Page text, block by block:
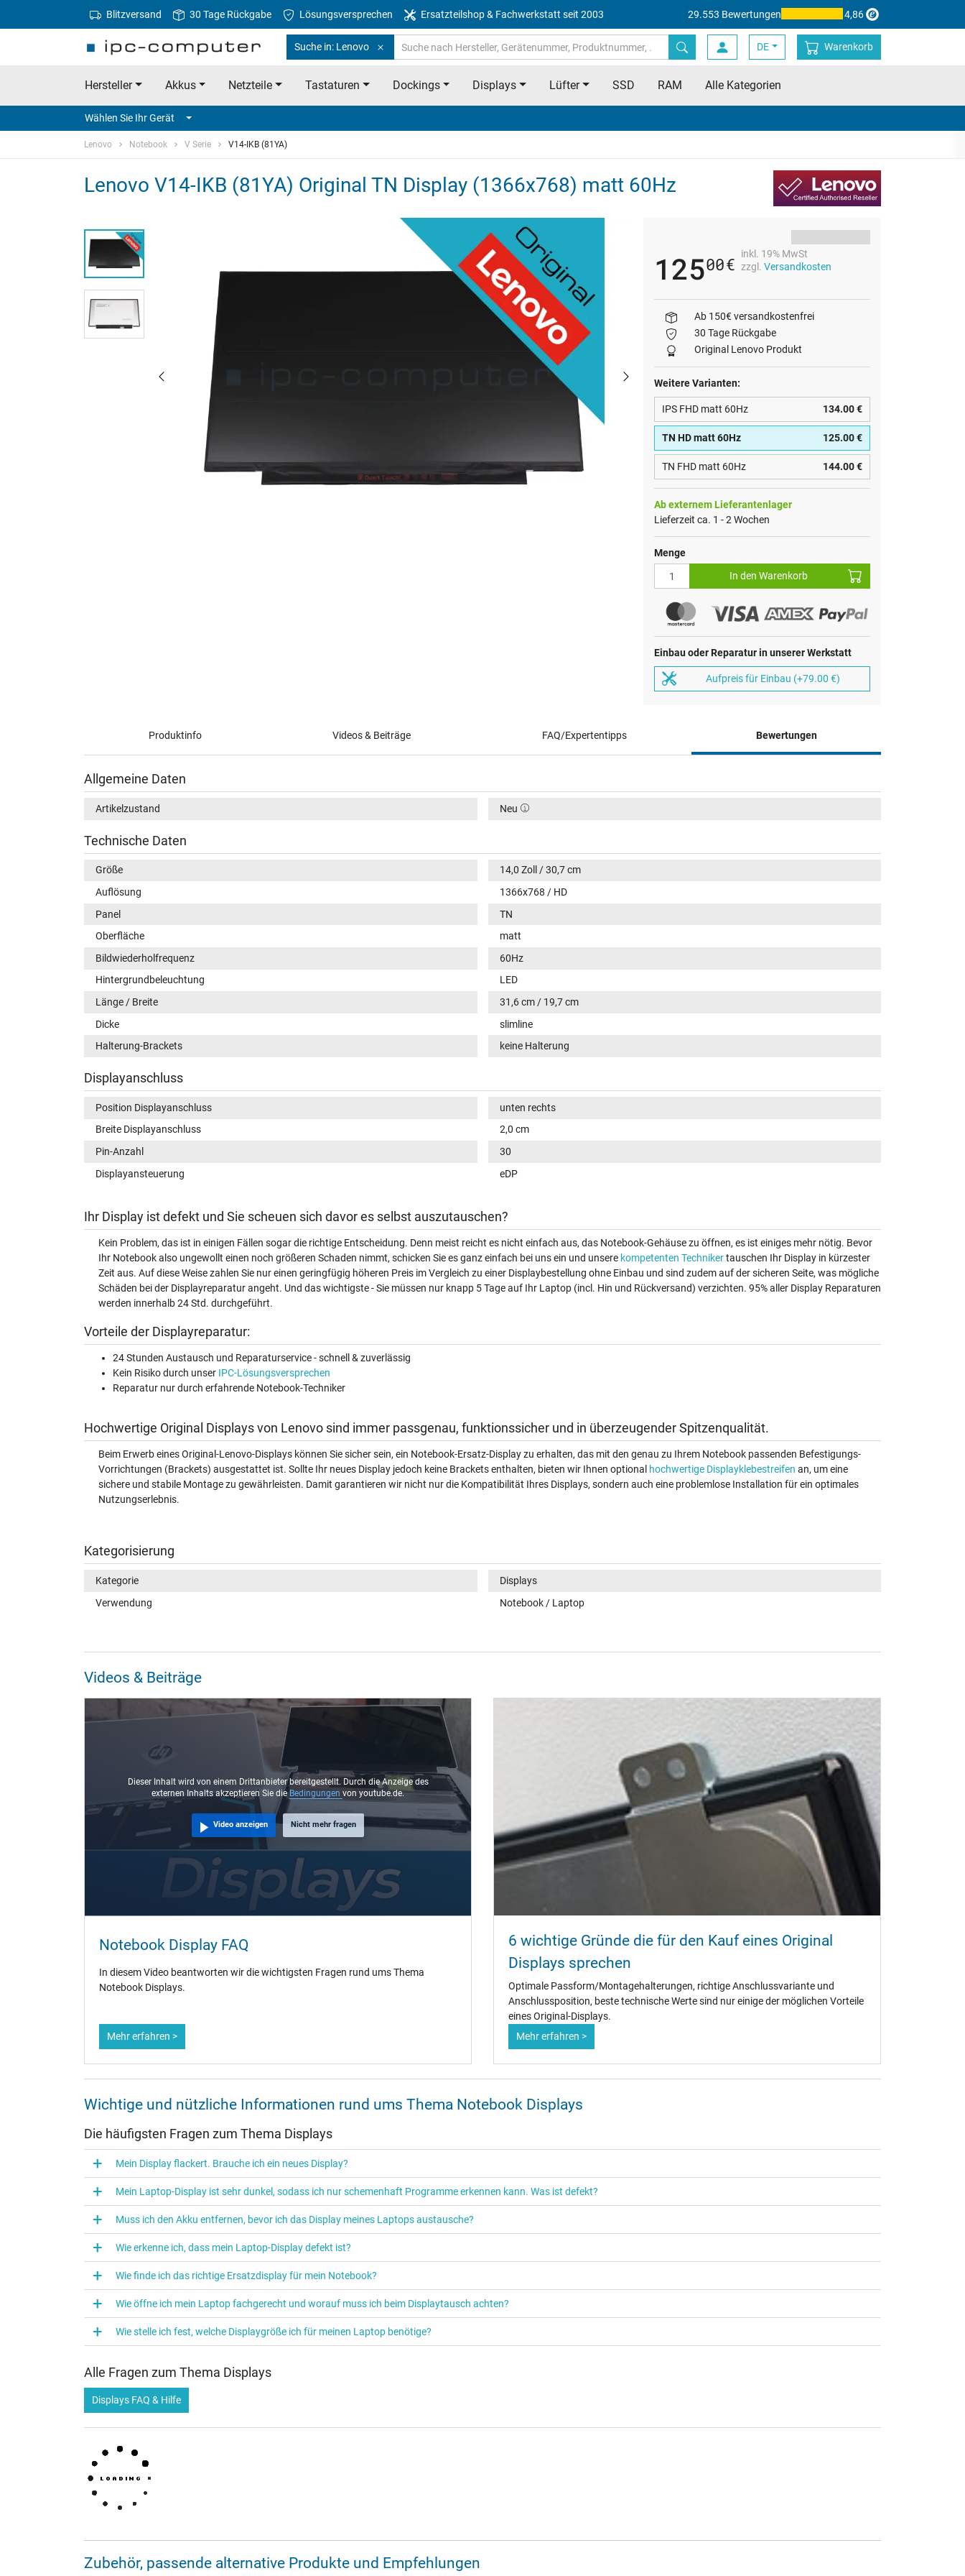
Blitzversand 30 Tage Rückgabe Lösungsversprechen Ersatzteilshop & Fachwerkstatt seit 2003 29.553 Bewertungen 4,86
Suche in: Lenovo DE Warenkorb
Hersteller Akkus Netzteile Tastaturen Dockings Displays Lüfter SSD RAM Alle Kategorien
Wählen Sie Ihr Gerät
Lenovo Notebook V Serie V14-IKB (81YA)
Lenovo V14-IKB (81YA) Original TN Display (1366x768) matt 60Hz
12500€
inkl. 19% MwSt
zzgl. Versandkosten
Ab 150€ versandkostenfrei
30 Tage Rückgabe
Original Lenovo Produkt
Weitere Varianten:
IPS FHD matt 60Hz 134.00 €
TN HD matt 60Hz 125.00 €
TN FHD matt 60Hz 144.00 €
Ab externem Lieferantenlager
Lieferzeit ca. 1 - 2 Wochen
Menge
In den Warenkorb
Einbau oder Reparatur in unserer Werkstatt
Aufpreis für Einbau (+79.00 €)
Produktinfo Videos & Beiträge FAQ/Expertentipps Bewertungen
Allgemeine Daten
Artikelzustand Neu
Technische Daten
Größe
14,0 Zoll / 30,7 cm
Auflösung
1366x768 / HD
Panel
TN
Oberfläche
matt
Bildwiederholfrequenz
60Hz
Hintergrundbeleuchtung
LED
Länge / Breite
31,6 cm / 19,7 cm
Dicke
slimline
Halterung-Brackets
keine Halterung
Displayanschluss
Position Displayanschluss
unten rechts
Breite Displayanschluss
2,0 cm
Pin-Anzahl
30
Displayansteuerung
eDP
Ihr Display ist defekt und Sie scheuen sich davor es selbst auszutauschen?
Kein Problem, das ist in einigen Fällen sogar die richtige Entscheidung. Denn meist reicht es nicht einfach aus, das Notebook-Gehäuse zu öffnen, es ist einiges mehr nötig. Bevor
Ihr Notebook also ungewollt einen noch größeren Schaden nimmt, schicken Sie es ganz einfach bei uns ein und unsere kompetenten Technikertauschen Ihr Display in kürzester
Zeit aus. Auf diese Weise zahlen Sie nur einen geringfügig höheren Preis im Vergleich zu einer Displaybestellung ohne Einbau und sind zudem auf der sicheren Seite, was mögliche
Schäden bei der Displayreparatur angeht. Und das wichtigste - Sie müssen nur knapp 5 Tage auf Ihr Laptop (incl. Hin und Rückversand) verzichten. 95% aller Display Reparaturen
werden innerhalb 24 Std. durchgeführt.
Vorteile der Displayreparatur:
24 Stunden Austausch und Reparaturservice - schnell & zuverlässig
Kein Risiko durch unser IPC-Lösungsversprechen
Reparatur nur durch erfahrende Notebook-Techniker
Hochwertige Original Displays von Lenovo sind immer passgenau, funktionssicher und in überzeugender Spitzenqualität.
Beim Erwerb eines Original-Lenovo-Displays können Sie sicher sein, ein Notebook-Ersatz-Display zu erhalten, das mit den genau zu Ihrem Notebook passenden Befestigungs-
Vorrichtungen (Brackets) ausgestattet ist. Sollte Ihr neues Display jedoch keine Brackets enthalten, bieten wir Ihnen optional hochwertige Displayklebestreifen an, um eine
sichere und stabile Montage zu gewährleisten. Damit garantieren wir nicht nur die Kompatibilität Ihres Displays, sondern auch eine problemlose Installation für ein optimales
Nutzungserlebnis.
Kategorisierung
Kategorie
Displays
Verwendung
Notebook / Laptop
Videos & Beiträge
Dieser Inhalt wird von einem Drittanbieter bereitgestellt. Durch die Anzeige des
externen Inhalts akzeptieren Sie dieBedingungen von youtube.de.
Video anzeigen Nicht mehr fragen
Notebook Display FAQ
In diesem Video beantworten wir die wichtigsten Fragen rund ums Thema
Notebook Displays.
Mehr erfahren >
6 wichtige Gründe die für den Kauf eines Original
Displays sprechen
Optimale Passform/Montagehalterungen, richtige Anschlussvariante und
Anschlussposition, beste technische Werte sind nur einige der möglichen Vorteile
eines Original-Displays.
Mehr erfahren >
Wichtige und nützliche Informationen rund ums Thema Notebook Displays
Die häufigsten Fragen zum Thema Displays
Mein Display flackert. Brauche ich ein neues Display?
Mein Laptop-Display ist sehr dunkel, sodass ich nur schemenhaft Programme erkennen kann. Was ist defekt?
Muss ich den Akku entfernen, bevor ich das Display meines Laptops austausche?
Wie erkenne ich, dass mein Laptop-Display defekt ist?
Wie finde ich das richtige Ersatzdisplay für mein Notebook?
Wie öffne ich mein Laptop fachgerecht und worauf muss ich beim Displaytausch achten?
Wie stelle ich fest, welche Displaygröße ich für meinen Laptop benötige?
Alle Fragen zum Thema Displays
Displays FAQ & Hilfe
Zubehör, passende alternative Produkte und Empfehlungen